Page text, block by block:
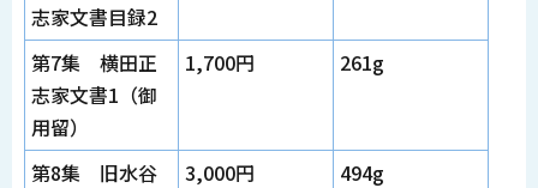
志家文書目録2
第7集 横田正
志家文書1（御
用留）
1,700円 261g
第8集 旧水谷
3,000円 494g